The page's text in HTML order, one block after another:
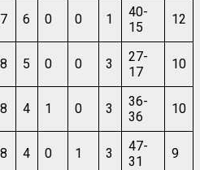
7 6 0 0 1
40-
15
12
8 5 0 0 3
27-
17
10
8 4 1 0 3
36-
36
10
8 4 0 1 3
47-
31
9